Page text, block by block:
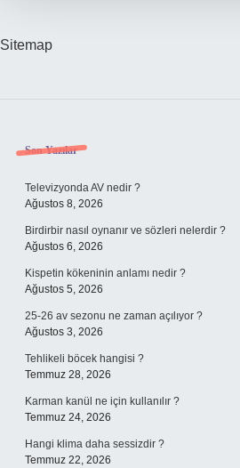
Sitemap
Sidebar
Son Yazılar
Televizyonda AV nedir ?
Ağustos 8, 2026
Birdirbir nasıl oynanır ve sözleri nelerdir ?
Ağustos 6, 2026
Kispetin kökeninin anlamı nedir ?
Ağustos 5, 2026
25-26 av sezonu ne zaman açılıyor ?
Ağustos 3, 2026
Tehlikeli böcek hangisi ?
Temmuz 28, 2026
Karman kanül ne için kullanılır ?
Temmuz 24, 2026
Hangi klima daha sessizdir ?
Temmuz 22, 2026